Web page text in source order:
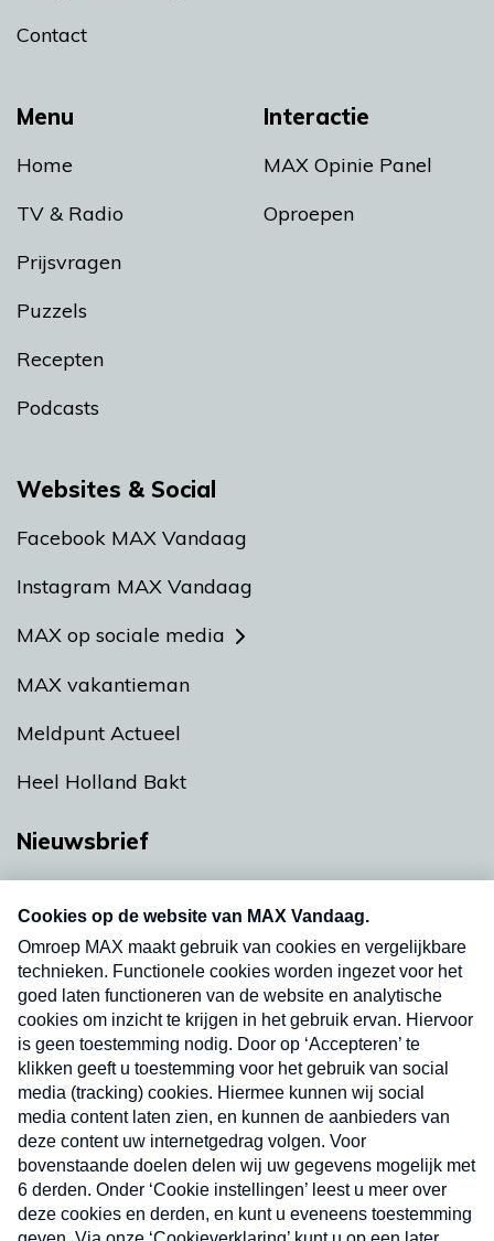
Menu
Home
TV & Radio
Prijsvragen
Puzzels
Recepten
Podcasts
Interactie
MAX Opinie Panel
Oproepen
Contact
Websites & Social
Facebook MAX Vandaag
Instagram MAX Vandaag
MAX op sociale media
MAX vakantieman
Meldpunt Actueel
Heel Holland Bakt
Nieuwsbrief
nieuwsbrief. Elke vrijdag- en dinsdagochtend in
uw mailbox.
Verzend
Nieuwsbrief